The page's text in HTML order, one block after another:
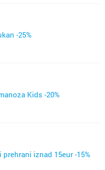
-25%
Kids -20%
iznad 15eur -15%